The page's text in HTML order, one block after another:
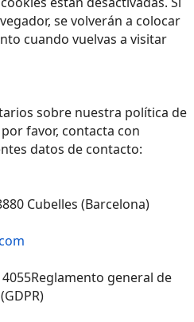
se volverán a colocar
cuando vuelvas a visitar
sobre nuestra política de
favor, contacta con
datos de contacto:
Cubelles (Barcelona)
general de